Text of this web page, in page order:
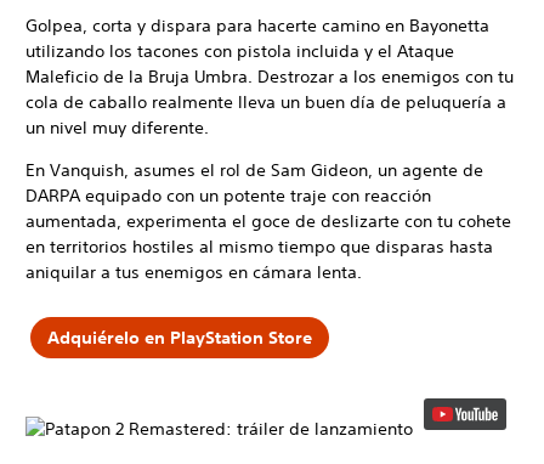
Golpea, corta y dispara para hacerte camino en Bayonetta
utilizando los tacones con pistola incluida y el Ataque
Maleficio de la Bruja Umbra. Destrozar a los enemigos con tu
cola de caballo realmente lleva un buen día de peluquería a
un nivel muy diferente.
En Vanquish, asumes el rol de Sam Gideon, un agente de
DARPA equipado con un potente traje con reacción
aumentada, experimenta el goce de deslizarte con tu cohete
en territorios hostiles al mismo tiempo que disparas hasta
aniquilar a tus enemigos en cámara lenta.
Adquiérelo en PlayStation Store